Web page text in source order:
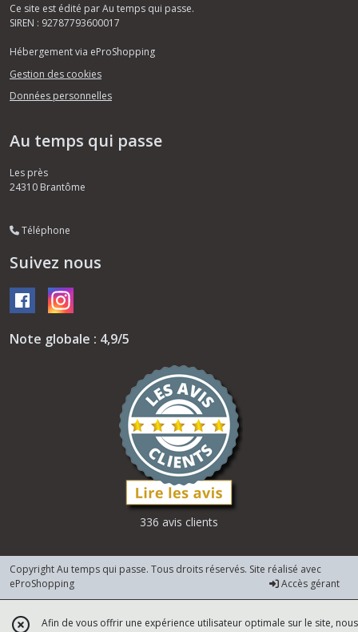
Ce site est édité par Au temps qui passe.
SIREN : 92787793600017
Hébergement via eProShopping
Gestion des cookies
Données personnelles
Au temps qui passe
Les près
24310 Brantôme
Téléphone
Suivez nous
Note globale : 4,9/5
336 avis clients
Copyright Au temps qui passe. Tous droits réservés. Site réalisé avec
eProShopping
Accès gérant
Afin de vous offrir une expérience utilisateur optimale sur le site, nous